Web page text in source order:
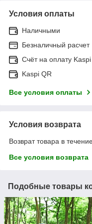
Условия оплаты
Наличными
Безналичный расчет
Счёт на оплату Kaspi
Kaspi QR
Все условия оплаты
Условия возврата
Возврат товара в
Все условия возврата
Подобные товары